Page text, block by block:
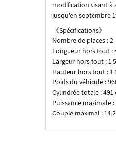
modification visant à
jusqu'en septembre
《Spécifications》
Nombre de places : 2
Longueur hors tout :
Largeur hors tout : 1
Hauteur hors tout : 1
Poids du véhicule :
Cylindrée totale : 491
Puissance maximale
Couple maximal :